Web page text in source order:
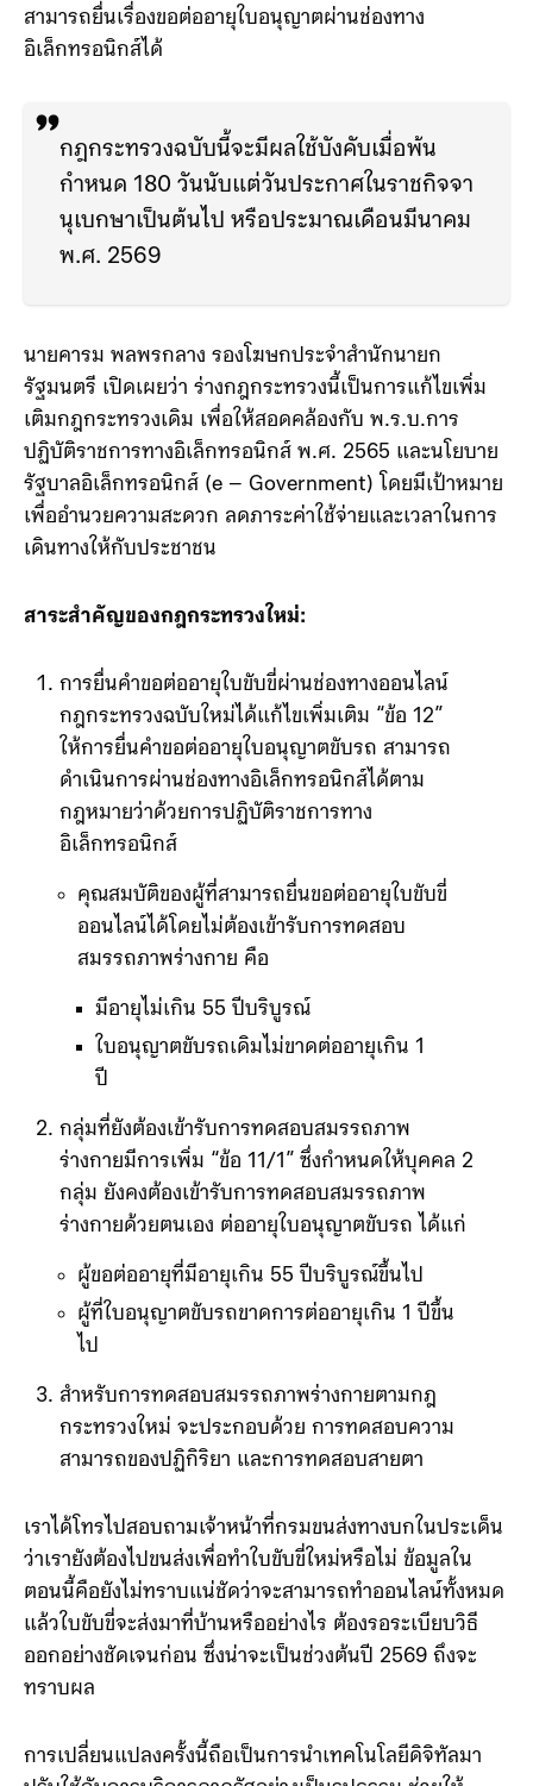
การต่ออายุใบอนุญาตขับรถ เพื่ออำนวยความสะดวกให้แก่
ประชาชน โดยอนุญาตให้ผู้ที่มีคุณสมบัติตามที่กำหนด
อิเล็กทรอนิกส์ได้
กฎกระทรวงฉบับนี้จะมีผลใช้บังคับเมื่อพ้น
กำหนด 180 วันนับแต่วันประกาศในราชกิจจา
นายคารม พลพรกลาง รองโฆษกประจำสำนักนายก
รัฐมนตรี เปิดเผยว่า ร่างกฎกระทรวงนี้เป็นการแก้ไขเพิ่ม
เติมกฎกระทรวงเดิม เพื่อให้สอดคล้องกับ พ.ร.บ.การ
ปฏิบัติราชการทางอิเล็กทรอนิกส์ พ.ศ. 2565 และนโยบาย
รัฐบาลอิเล็กทรอนิกส์ (e – Government) โดยมีเป้าหมาย
เดินทางให้กับประชาชน
สาระสำคัญของกฎกระทรวงใหม่:
การยื่นคำขอต่ออายุใบขับขี่ผ่านช่องทางออนไลน์
กฎกระทรวงฉบับใหม่ได้แก้ไขเพิ่มเติม “ข้อ 12”
ให้การยื่นคำขอต่ออายุใบอนุญาตขับรถ สามารถ
ดำเนินการผ่านช่องทางอิเล็กทรอนิกส์ได้ตาม
กฎหมายว่าด้วยการปฏิบัติราชการทาง
อิเล็กทรอนิกส์
คุณสมบัติของผู้ที่สามารถยื่นขอต่ออายุใบขับขี่
ออนไลน์ได้โดยไม่ต้องเข้ารับการทดสอบ
สมรรถภาพร่างกาย คือ
มีอายุไม่เกิน 55 ปีบริบูรณ์
ใบอนุญาตขับรถเดิมไม่ขาดต่ออายุเกิน 1
กลุ่มที่ยังต้องเข้ารับการทดสอบสมรรถภาพ
ร่างกายมีการเพิ่ม “ข้อ 11/1” ซึ่งกำหนดให้บุคคล 2
กลุ่ม ยังคงต้องเข้ารับการทดสอบสมรรถภาพ
ร่างกายด้วยตนเอง ต่ออายุใบอนุญาตขับรถ ได้แก่
ผู้ขอต่ออายุที่มีอายุเกิน 55 ปีบริบูรณ์ขึ้นไป
ผู้ที่ใบอนุญาตขับรถขาดการต่ออายุเกิน 1 ปีขึ้น
สำหรับการทดสอบสมรรถภาพร่างกายตามกฎ
สามารถของปฏิกิริยา และการทดสอบสายตา
เราได้โทรไปสอบถามเจ้าหน้าที่กรมขนส่งทางบกในประเด็น
ว่าเรายังต้องไปขนส่งเพื่อทำใบขับขี่ใหม่หรือไม่ ข้อมูลใน
ตอนนี้คือยังไม่ทราบแน่ชัดว่าจะสามารถทำออนไลน์ทั้งหมด
แล้วใบขับขี่จะส่งมาที่บ้านหรืออย่างไร ต้องรอระเบียบวิธี
ทราบผล